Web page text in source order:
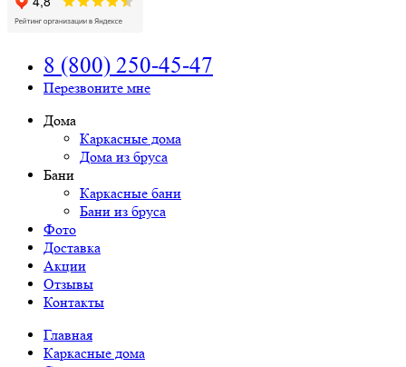
8 (800) 250-45-47
Перезвоните мне
Дома
Каркасные дома
Дома из бруса
Бани
Каркасные бани
Бани из бруса
Фото
Доставка
Акции
Отзывы
Контакты
Главная
Каркасные дома